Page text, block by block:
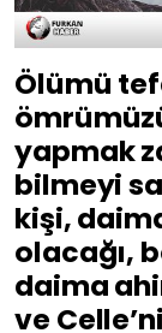
Ölümü
yapmak
bilmeyi
kişi,
olacağı,
daima
ve